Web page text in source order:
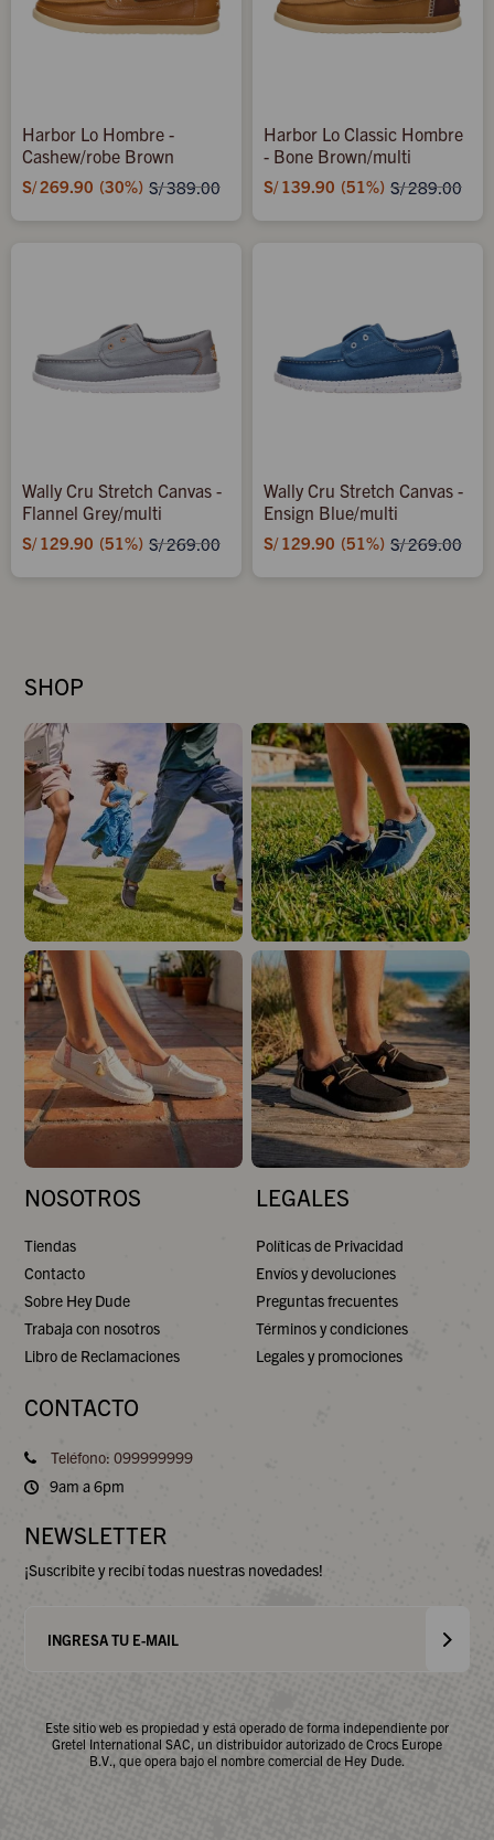
Harbor Lo Hombre -
Cashew/robe Brown
S/269.90 30 S/389.00
Harbor Lo Classic Hombre
- Bone Brown/multi
S/ 139.90 51 S/289.00
Wally Cru Stretch Canvas -
Flannel Grey/multi
S/ 129.90 51 S/269.00
Wally Cru Stretch Canvas -
Ensign Blue/multi
S/ 129.90 51 S/269.00
SHOP
NOSOTROS
Tiendas
Contacto
Sobre Hey Dude
Trabaja con nosotros
Libro de Reclamaciones
LEGALES
Políticas de Privacidad
Envíos y devoluciones
Preguntas frecuentes
Términos y condiciones
Legales y promociones
CONTACTO
Teléfono: 099999999
9am a 6pm
NEWSLETTER
¡Suscribite y recibí todas nuestras novedades!
Este sitio web es propiedad y está operado de forma independiente por
Gretel International SAC, un distribuidor autorizado de Crocs Europe
B.V., que opera bajo el nombre comercial de Hey Dude.